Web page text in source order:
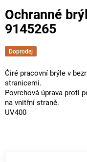
Ochranné
9145265
Doprodej
Čiré pracovní brýle v
stranicemi.
Povrchová úprava proti
na vnitřní straně.
UV400